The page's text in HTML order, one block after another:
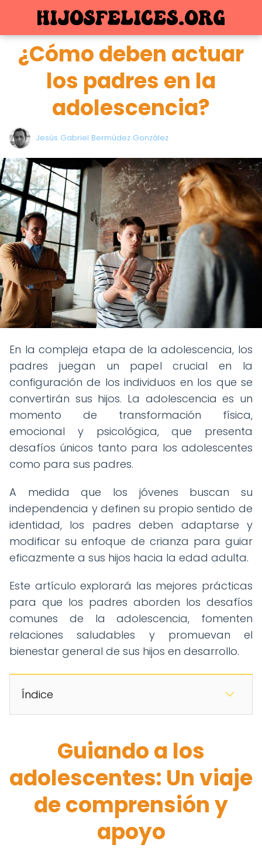
¿Cómo deben actuar
los padres en la
adolescencia?
Jesús Gabriel Bermúdez González
En la compleja etapa de la adolescencia, los
padres juegan un papel crucial en la
configuración de los individuos en los que se
convertirán sus hijos. La adolescencia es un
momento de transformación física,
emocional y psicológica, que presenta
desafíos únicos tanto para los adolescentes
como para sus padres.
A medida que los jóvenes buscan su
independencia y definen su propio sentido de
identidad, los padres deben adaptarse y
modificar su enfoque de crianza para guiar
eficazmente a sus hijos hacia la edad adulta.
Este artículo explorará las mejores prácticas
para que los padres aborden los desafíos
comunes de la adolescencia, fomenten
relaciones saludables y promuevan el
bienestar general de sus hijos en desarrollo.
Índice
Guiando a los
adolescentes: Un viaje
de comprensión y
apoyo